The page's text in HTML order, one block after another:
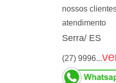
nossos
atendimento
Serra/ ES
(27) 9996...